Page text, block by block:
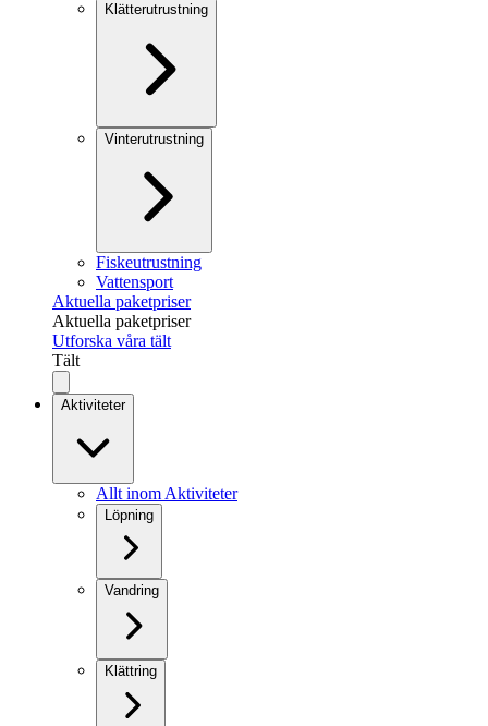
Klätterutrustning
Vinterutrustning
Fiskeutrustning
Vattensport
Aktuella paketpriser
Aktuella paketpriser
Utforska våra tält
Tält
Aktiviteter
Allt inom Aktiviteter
Löpning
Vandring
Klättring